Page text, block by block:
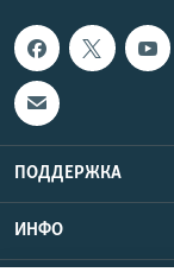
ПОДДЕРЖКА
ИНФО